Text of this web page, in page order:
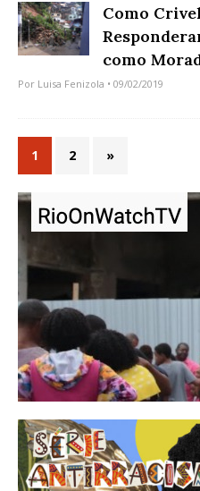
Como
como
Por Luisa Fenizola • 09/02/2019
1 2 »